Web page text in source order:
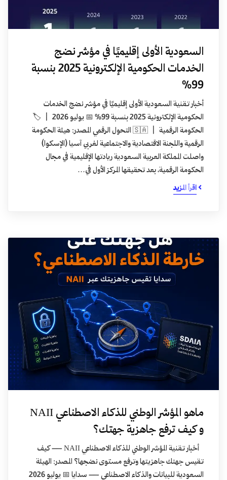
السعودية الأولى إقليميًا في مؤشر نضج
الخدمات الحكومية الإلكترونية 2025 بنسبة
99%
أخبار تقنية السعودية الأولى إقليميًا في مؤشر نضج الخدمات
الحكومية الإلكترونية 2025 بنسبة 99% 📅 يوليو 2026 | 🏷️
الحكومة الرقمية | 🇸🇦 التحول الرقمي المصدر: هيئة الحكومة
الرقمية واللجنة الاقتصادية والاجتماعية لغربي آسيا (الإسكوا)
واصلت المملكة العربية السعودية ريادتها الإقليمية في مجال
الحكومة الرقمية، بعد تحقيقها المركز الأول في…
اقرأ المزيد
ماهو المؤشر الوطني للذكاء الاصطناعي NAII
و كيف ترفع جاهزية جهتك؟
أخبار تقنية المؤشر الوطني للذكاء الاصطناعي NAII — كيف
تقيس جهتك جاهزيتها وترفع مستوى نضجها؟ المصدر: الهيئة
السعودية للبيانات والذكاء الاصطناعي — سدايا 📅 يوليو 2026